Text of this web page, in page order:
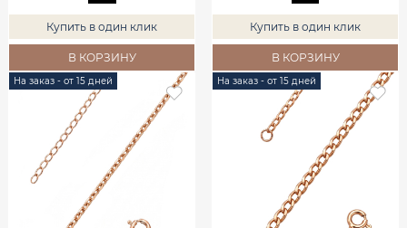
Купить в один клик
В КОРЗИНУ
Купить в один клик
В КОРЗИНУ
На заказ - от 15 дней На заказ - от 15 дней